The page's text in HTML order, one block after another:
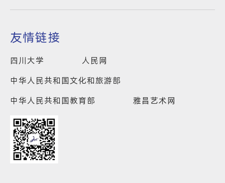
友情链接
四川大学
人民网
中华人民共和国文化和旅游部
中华人民共和国教育部
雅昌艺术网